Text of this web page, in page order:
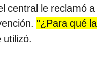
central le reclamó a
"¿Para qué la
utilizó.